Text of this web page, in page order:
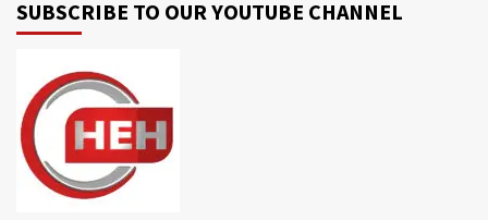
SUBSCRIBE TO OUR YOUTUBE CHANNEL